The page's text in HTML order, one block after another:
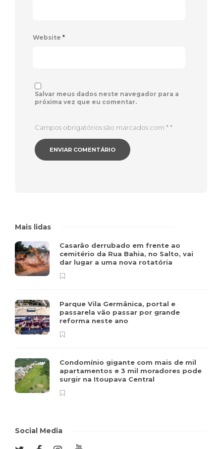
Website *
Salvar meus dados neste navegador para a
próxima vez que eu comentar.
Campos obrigatórios são marcados com **
Mais lidas
Casarão derrubado em frente ao
cemitério da Rua Bahia, no Salto, vai
dar lugar a uma nova rotatória
Parque Vila Germânica, portal e
passarela vão passar por grande
reforma neste ano
Condomínio gigante com mais de mil
apartamentos e 3 mil moradores pode
surgir na Itoupava Central
Social Media